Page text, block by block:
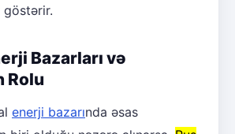
göstərir.
Bazarları və
Rolu
enerji bazarında əsas